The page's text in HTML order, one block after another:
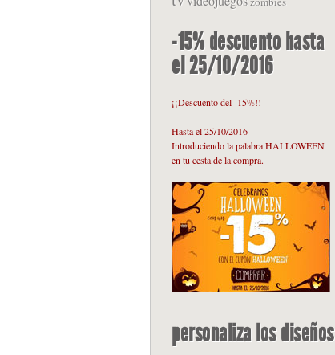
-15% descuento hasta
el 25/10/2016
¡¡Descuento del -15%!!
Hasta el 25/10/2016
Introduciendo la palabra HALLOWEEN
en tu cesta de la compra.
personaliza los diseños